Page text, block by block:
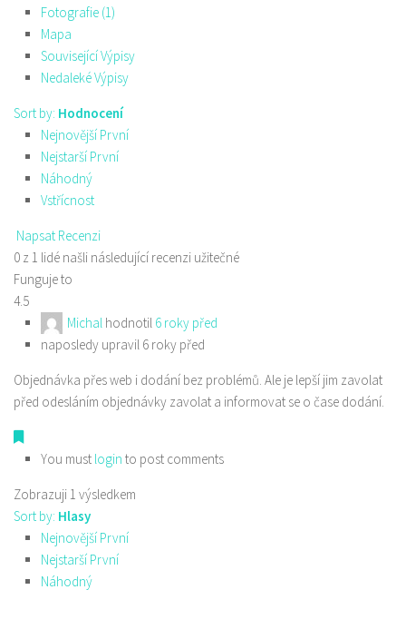
Fotografie (1)
Mapa
Související Výpisy
Nedaleké Výpisy
Sort by: Hodnocení
Nejnovější První
Nejstarší První
Náhodný
Vstřícnost
Napsat Recenzi
0 z 1 lidé našli následující recenzi užitečné
Funguje to
4.5
Michal hodnotil 6 roky před
naposledy upravil 6 roky před
Objednávka přes web i dodání bez problémů. Ale je lepší jim zavolat
před odesláním objednávky zavolat a informovat se o čase dodání.
You must login to post comments
Zobrazuji 1 výsledkem
Sort by: Hlasy
Nejnovější První
Nejstarší První
Náhodný